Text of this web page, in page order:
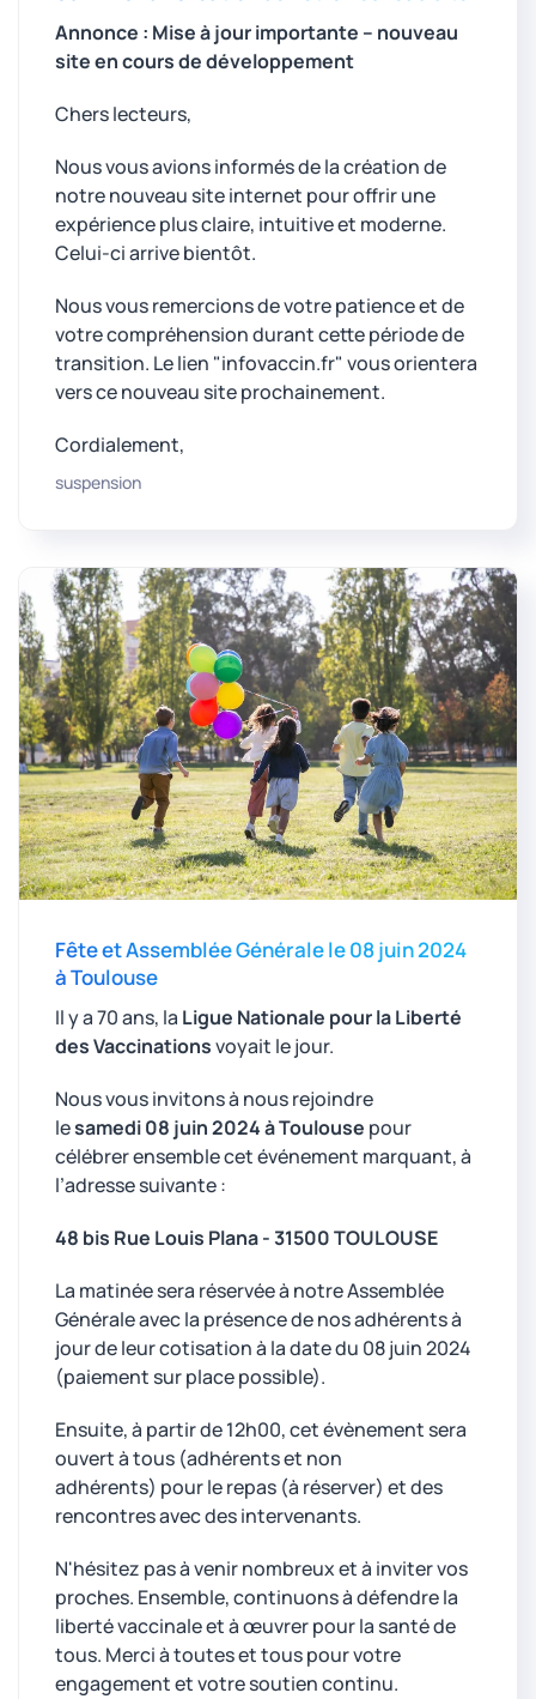
Annonce : Mise à jour importante – nouveau
site en cours de développement
Chers lecteurs,
Nous vous avions informés de la création de
notre nouveau site internet pour offrir une
expérience plus claire, intuitive et moderne.
Celui-ci arrive bientôt.
Nous vous remercions de votre patience et de
votre compréhension durant cette période de
transition. Le lien "infovaccin.fr" vous orientera
vers ce nouveau site prochainement.
Cordialement,
suspension
Fête et Assemblée Générale le 08 juin 2024
à Toulouse
Il y a 70 ans, la Ligue Nationale pour la Liberté
des Vaccinationsvoyait le jour.
Nous vous invitons à nous rejoindre
lesamedi08 juin 2024 à Toulouse pour
célébrer ensemble cet événement marquant, à
l’adresse suivante :
48 bis Rue Louis Plana - 31500 TOULOUSE
La matinée sera réservée à notre Assemblée
Générale avec la présence de nos adhérents à
jour de leur cotisation à la date du 08 juin 2024
(paiement sur place possible).
Ensuite, à partir de 12h00, cet évènement sera
ouvert à tous (adhérents et non
adhérents) pour le repas (à réserver) et des
rencontres avec des intervenants.
N'hésitez pas à venir nombreux et à inviter vos
proches. Ensemble, continuons à défendre la
liberté vaccinale et à œuvrer pour la santé de
tous. Merci à toutes et tous pour votre
engagement et votre soutien continu.